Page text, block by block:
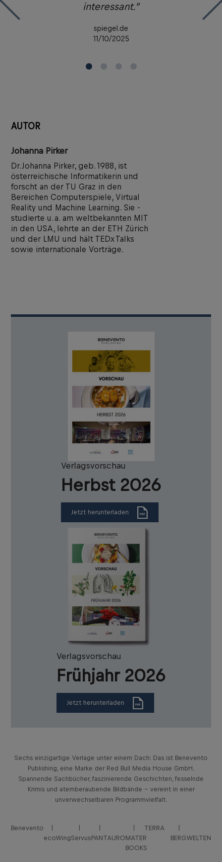
interessant.”
spiegel.de
11/10/2025
AUTOR
Johanna Pirker
Dr. Johanna Pirker, geb. 1988, ist
österreichische Informatikerin und
forscht an der TU Graz in den
Bereichen Computerspiele, Virtual
Reality und Machine Learning. Sie ­
studierte u. a. am weltbekannten MIT
in den USA, lehrte an der ETH Zürich
und der LMU und hält TEDx Talks
sowie internationale Vorträge.
Verlagsvorschau
Herbst 2026
Jetzt herunterladen
Verlagsvorschau
Frühjahr 2026
Jetzt herunterladen
Sechs einzigartige Verlage unter einem Dach: Das ist Benevento
Publishing, eine Marke der Red Bull Media House GmbH.
Spannende Sachbücher, faszinierende Geschichten, fesselnde
Krimis und atemberaubende Bildbände – vereint in einer
unverwechselbaren Programmvielfalt.
Benevento
ecoWingServusPANTAURO
TERRA
MATER
BOOKS
BERGWELTEN